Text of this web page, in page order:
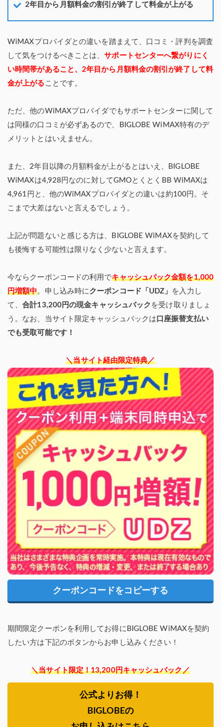
2年目から月額料金の割引が終了して料金が上がる
WiMAXプロバイダとの違いを踏まえて、口コミ・評判を調査
して気をつけるべきことは、サポートセンターへ繋がりにく
い時間帯があること、2年目から月額料金の割引が終了して料
金が上がる ことです。
ただ、他のWiMAXプロバイダでもサポートセンターに関して
は同様の口コミが必ずあるので、BIGLOBE WiMAX特有のデ
メリットとはいえません。
また、2年目以降の月額料金が上がるとはいえ、BIGLOBE
WiMAXは4,928円なのに対してGMOとくとくBB WiMAXは
4,961円と、他のWiMAXプロバイダとの違いは約100円。そ
こまで大差はないと言えるでしょう。
上記が問題ないと感じる方は、BIGLOBE WiMAXを契約して
も後悔する可能性は限りなく少ないと言えます。
今ならクーポンコードの利用でキャッシュバック金額を1,000
円増額中。申し込み時に クーポンコード「UDZ」
を入力し
て、合計13,200円の現金キャッシュバック を受け取りましょ
う。なお、当サイト限定キャッシュバックは 口座振替支払い
でも受取可能です！
＼当サイト経由限定特典／
クーポンコードをコピーする
期間限定クーポンを利用してお得にBIGLOBE WiMAXを契約
したい方は下記のボタンからお申し込みください！
＼当サイト限定！13,200円キャッシュバック／
公式よりお得！
BIGLOBEの